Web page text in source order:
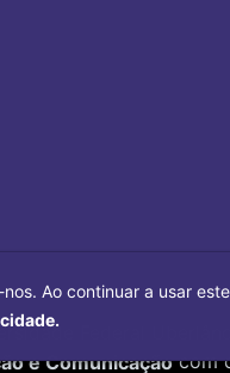
Federal
e Comunicaçãocom
Ao continuar a usar